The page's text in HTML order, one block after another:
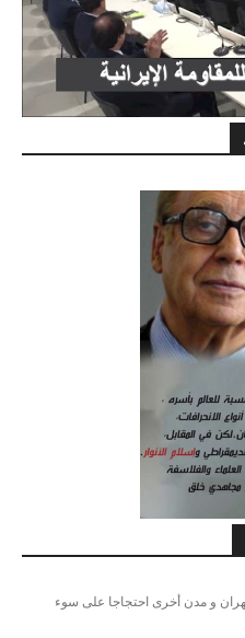
و مدن أخرى احتجاجا على سوء